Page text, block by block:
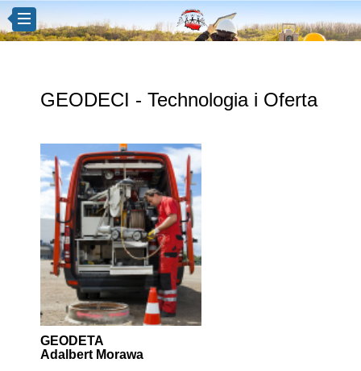
GEODECI - Technologia i Oferta
GEODETA
Adalbert Morawa